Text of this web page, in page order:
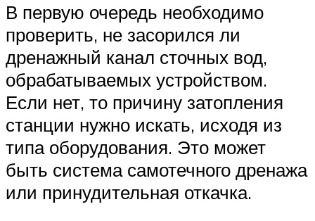
В первую очередь необходимо
проверить, не засорился ли
дренажный канал сточных вод,
обрабатываемых устройством.
Если нет, то причину затопления
станции нужно искать, исходя из
типа оборудования. Это может
быть система самотечного дренажа
или принудительная откачка.